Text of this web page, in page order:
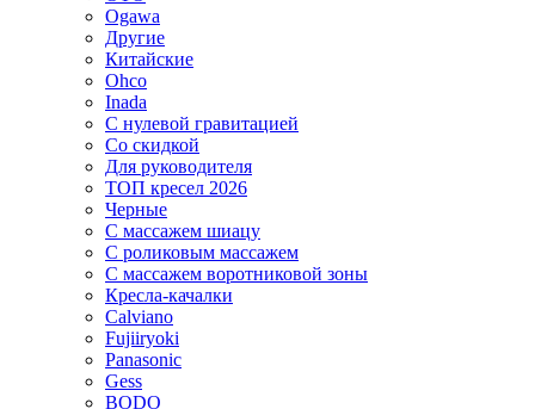
Ogawa
Другие
Китайские
Ohco
Inada
С нулевой гравитацией
Со скидкой
Для руководителя
ТОП кресел 2026
Черные
С массажем шиацу
С роликовым массажем
С массажем воротниковой зоны
Кресла-качалки
Calviano
Fujiiryoki
Panasonic
Gess
BODO